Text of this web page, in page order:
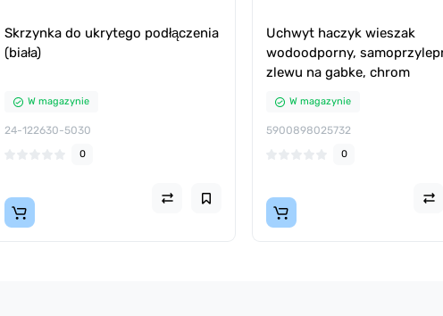
Skrzynka do ukrytego podłączenia
(biała)
W magazynie
24-122630-5030
0
Uchwyt haczyk wieszak
wodoodporny,
zlewu na gabke, chrom
W magazynie
5900898025732
0